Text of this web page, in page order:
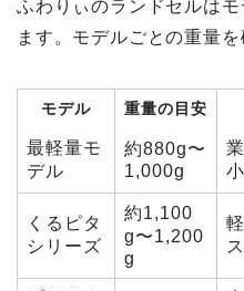
ふわりぃのランドセルは
ます。モデルごとの重量
モデル 重量の目安
最軽量モ
デル
約880g〜
1,000g
くるピタ
シリーズ
約1,100
g〜1,200
g